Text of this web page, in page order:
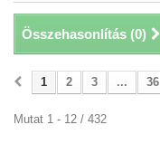
Összehasonlítás (0)
1 2 3 ... 36
Mutat 1 - 12 / 432